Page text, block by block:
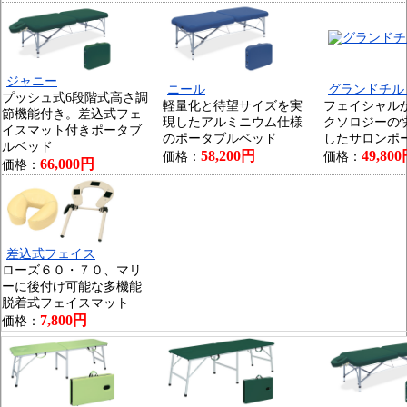
ジャニー
プッシュ式6段階式高さ調
節機能付き。差込式フェ
イスマット付きポータブ
ルベッド
価格： 66,000円
ニール
軽量化と待望サイズを実
現したアルミニウム仕様
のポータブルベッド
価格： 58,200円
グランドチル
フェイシャル
クソロジーの
したサロンポ
価格： 49,800
差込式フェイス
ローズ６０・７０、マリ
ーに後付け可能な多機能
脱着式フェイスマット
価格： 7,800円